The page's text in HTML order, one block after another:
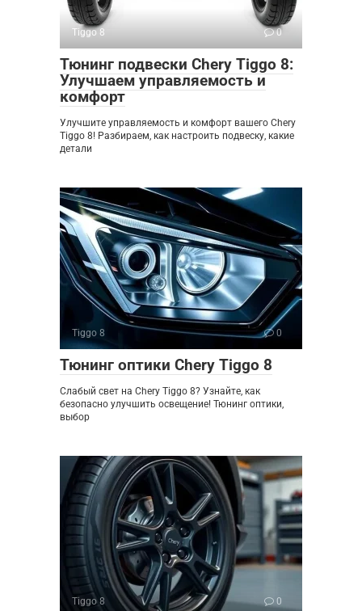
Tiggo 8 0
Тюнинг подвески Chery Tiggo 8:
Улучшаем управляемость и
комфорт
Улучшите управляемость и комфорт вашего Chery
Tiggo 8! Разбираем, как настроить подвеску, какие
детали
Tiggo 8 0
Тюнинг оптики Chery Tiggo 8
Слабый свет на Chery Tiggo 8? Узнайте, как
безопасно улучшить освещение! Тюнинг оптики,
выбор
Tiggo 8 0